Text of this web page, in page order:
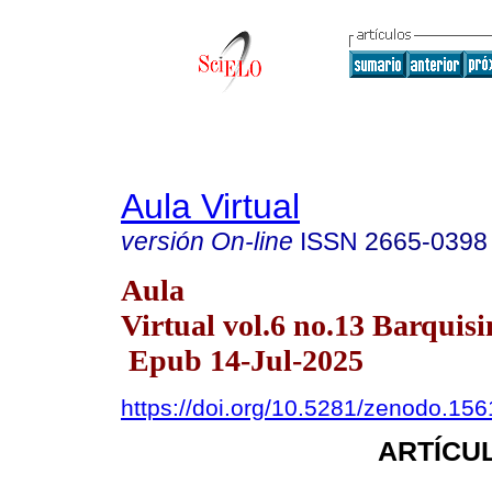
Aula Virtual
versión On-line ISSN 2665-0398
Aula
Virtual vol.6 no.13
Epub 14-Jul-2025
https://doi.org/10.5281/